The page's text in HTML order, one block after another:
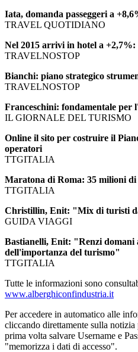
Iata, domanda passeggeri a
TRAVEL QUOTIDIANO
Nel 2015 arrivi in hotel a
TRAVELNOSTOP
Bianchi: piano strategico
TRAVELNOSTOP
Franceschini: fondamentale per
IL GIORNALE DEL TURISMO
Online il sito per costruire il
operatori
TTGITALIA
Maratona di Roma: 35 milioni
TTGITALIA
Christillin, Enit: "Mix di turisti
GUIDA VIAGGI
Bastianelli, Enit: "Renzi domani
dell'importanza del turismo"
TTGITALIA
Tutte le informazioni sono
www.alberghiconfindustria.it
Per accedere in automatico alle
cliccando direttamente sulla notizia
prima volta salvare Username e
"memorizza i dati di accesso".